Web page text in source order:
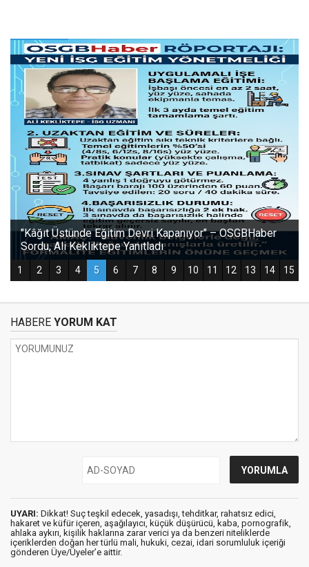
HABERE YORUM KAT
UYARI: Dikkat! Suç teşkil edecek, yasadışı, tehditkar, rahatsız edici,
hakaret ve küfür içeren, aşağılayıcı, küçük düşürücü, kaba, pornografik,
ahlaka aykırı, kişilik haklarına zarar verici ya da benzeri niteliklerde
içeriklerden doğan her türlü mali, hukuki, cezai, idari sorumluluk içeriği
gönderen Üye/Üyeler’e aittir.